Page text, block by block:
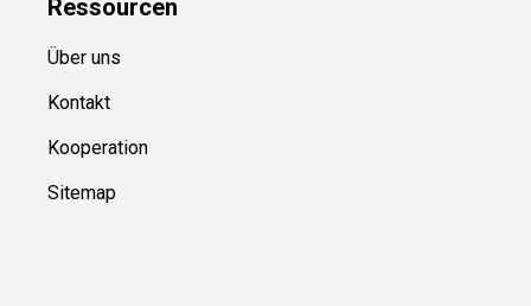
Ressourcen
Über uns
Kontakt
Kooperation
Sitemap